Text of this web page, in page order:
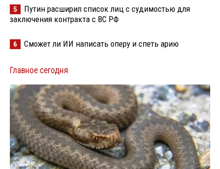
5
Путин расширил список лиц с судимостью для
заключения контракта с ВС РФ
6 Сможет ли ИИ написать оперу и спеть арию
Главное сегодня